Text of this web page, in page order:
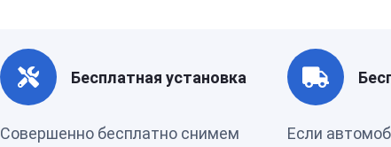
Производитель
Бесплатная установка
Совершенно бесплатно снимем
Если